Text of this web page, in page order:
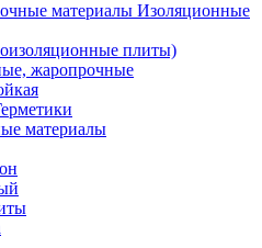
Изоляционные
плиты)
жаропрочные
материалы